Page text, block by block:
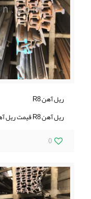
ریل آهن R8
ریل آهن R8 قیمت ریل آهن R8, فروش ریل آهن R8, ساخت
0